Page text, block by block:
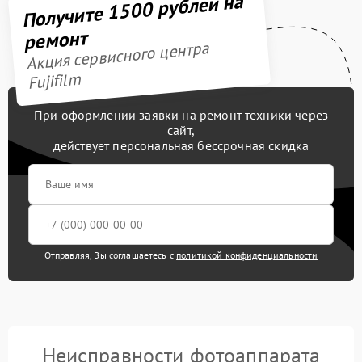
Получите 1500 рублей на
ремонт
Акция сервисного центра
Fujifilm
При оформлении заявки на ремонт техники через
сайт,
действует персональная бессрочная скидка
Отправляя, Вы соглашаетесь с политикой конфиденциальности
Неисправности фотоаппарата